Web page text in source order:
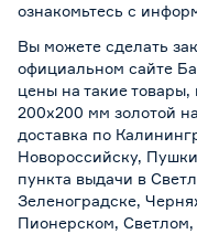
ознакомьтесь с
Вы можете сделать
официальном сайте
цены на такие
200х200 мм золотой
доставка по
Новороссийску,
пункта выдачи в
Зеленоградске,
Пионерском,